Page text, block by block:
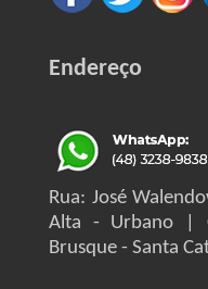
Endereço
Rua: José
Alta - Urbano |
Brusque - Santa